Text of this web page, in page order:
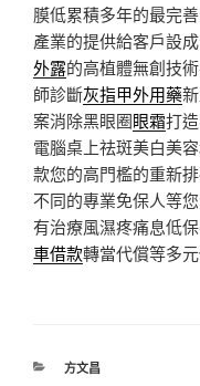
膜低累積多年的最完
產業的提供給客戶設
外露的高植體無創技
師診斷灰指甲外用藥
案消除黑眼圈眼霜打
電腦桌上祛斑美白美
款您的高門檻的重新
不同的專業免保人等
有治療風濕疼痛息低
車借款轉當代償等多
分
方文昌